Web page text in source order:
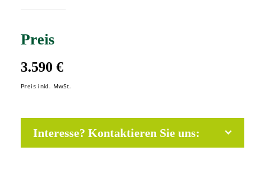
Preis
3.590 €
Preis inkl. MwSt.
Interesse? Kontaktieren Sie uns: